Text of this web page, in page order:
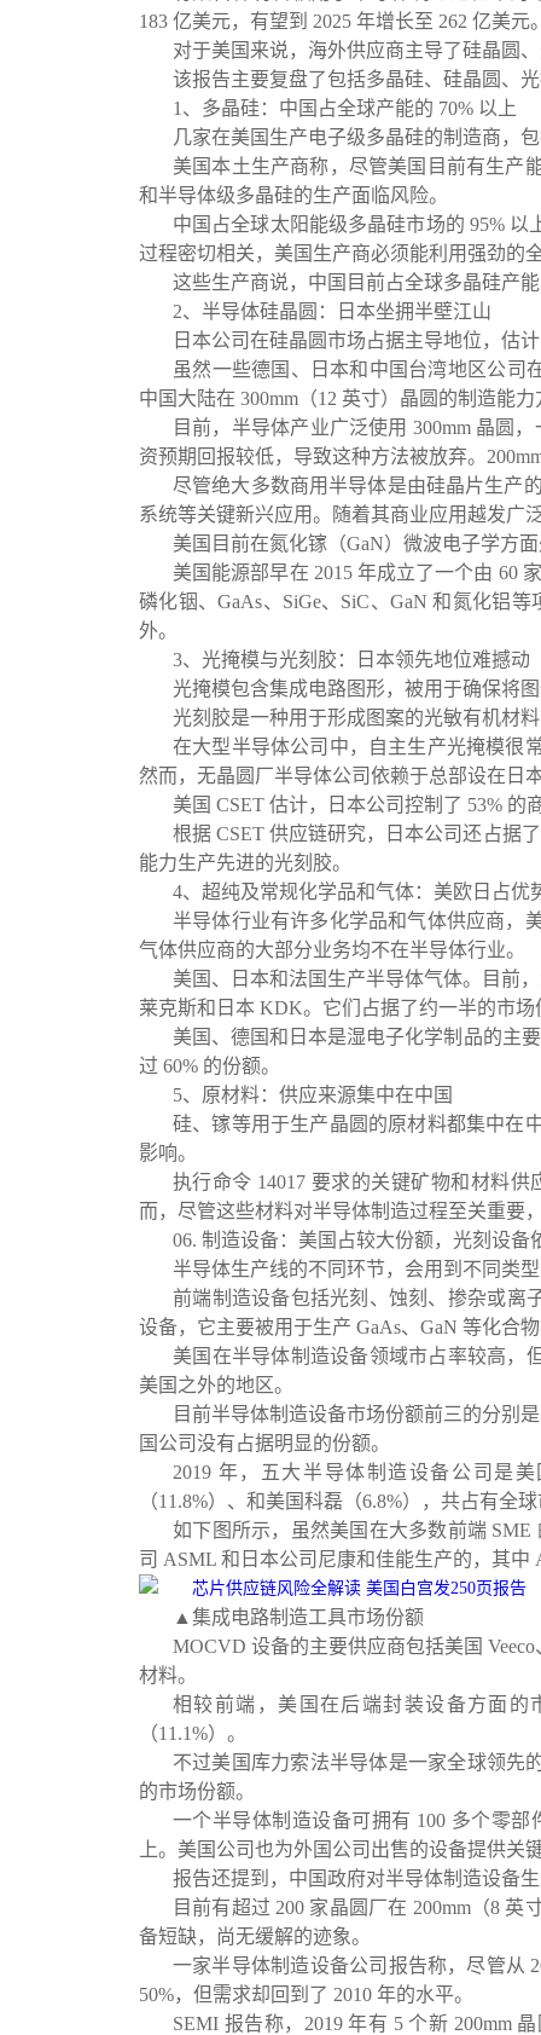
183 亿美元，有望到 2025 年增长至 262 亿美元
对于美国来说，海外供应商主导了硅晶圆
该报告主要复盘了包括多晶硅、硅晶圆、
1、多晶硅：中国占全球产能的 70% 以上
几家在美国生产电子级多晶硅的制造商，
美国本土生产商称，尽管美国目前有生产
和半导体级多晶硅的生产面临风险。
中国占全球太阳能级多晶硅市场的 95%
过程密切相关，美国生产商必须能利用强劲的
这些生产商说，中国目前占全球多晶硅产
2、半导体硅晶圆：日本坐拥半壁江山
日本公司在硅晶圆市场占据主导地位，估
虽然一些德国、日本和中国台湾地区公司
中国大陆在 300mm（12 英寸）晶圆的制造能
目前，半导体产业广泛使用 300mm 晶圆
资预期回报较低，导致这种方法被放弃。
尽管绝大多数商用半导体是由硅晶片生产
系统等关键新兴应用。随着其商业应用越发广
美国目前在氮化镓（GaN）微波电子学方
美国能源部早在 2015 年成立了一个由 60
磷化铟、GaAs、SiGe、SiC、GaN 和氮化铝
外。
3、光掩模与光刻胶：日本领先地位难撼动
光掩模包含集成电路图形，被用于确保将
光刻胶是一种用于形成图案的光敏有机材
在大型半导体公司中，自主生产光掩模很
然而，无晶圆厂半导体公司依赖于总部设在日
美国 CSET 估计，日本公司控制了 53%
根据 CSET 供应链研究，日本公司还占据
能力生产先进的光刻胶。
4、超纯及常规化学品和气体：美欧日占优
半导体行业有许多化学品和气体供应商，
气体供应商的大部分业务均不在半导体行业。
美国、日本和法国生产半导体气体。目前
莱克斯和日本 KDK。它们占据了约一半的市
美国、德国和日本是湿电子化学制品的主
过 60% 的份额。
5、原材料：供应来源集中在中国
硅、镓等用于生产晶圆的原材料都集中在
影响。
执行命令 14017 要求的关键矿物和材料
而，尽管这些材料对半导体制造过程至关重要
06. 制造设备：美国占较大份额，光刻设备
半导体生产线的不同环节，会用到不同类
前端制造设备包括光刻、蚀刻、掺杂或离
设备，它主要被用于生产 GaAs、GaN 等化合
美国在半导体制造设备领域市占率较高，
美国之外的地区。
目前半导体制造设备市场份额前三的分别
国公司没有占据明显的份额。
2019 年，五大半导体制造设备公司是
（11.8%）、和美国科磊（6.8%），共占有全
如下图所示，虽然美国在大多数前端
司 ASML 和日本公司尼康和佳能生产的，其
▲集成电路制造工具市场份额
MOCVD 设备的主要供应商包括美国
材料。
相较前端，美国在后端封装设备方面的
（11.1%）。
不过美国库力索法半导体是一家全球领先
的市场份额。
一个半导体制造设备可拥有 100 多个零
上。美国公司也为外国公司出售的设备提供关
报告还提到，中国政府对半导体制造设备
目前有超过 200 家晶圆厂在 200mm（8
备短缺，尚无缓解的迹象。
一家半导体制造设备公司报告称，尽管从
50%，但需求却回到了 2010 年的水平。
SEMI 报告称，2019 年有 5 个新 200mm